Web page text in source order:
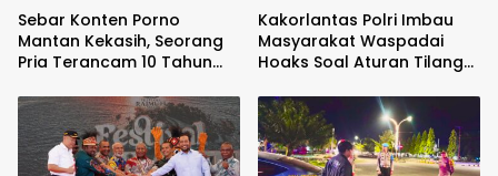
Sebar Konten Porno
Mantan Kekasih, Seorang
Pria Terancam 10 Tahun
Kakorlantas Polri Imbau
Masyarakat Waspadai
Hoaks Soal Aturan Tilang